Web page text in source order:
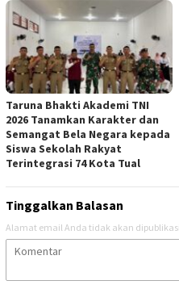
Taruna Bhakti Akademi TNI
2026 Tanamkan Karakter dan
Semangat Bela Negara kepada
Siswa Sekolah Rakyat
Terintegrasi 74 Kota Tual
Tinggalkan Balasan
Alamat email Anda tidak akan